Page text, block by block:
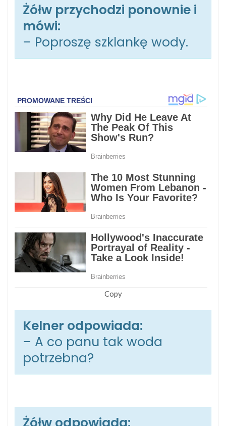
Żółw przychodzi ponownie i
mówi:
– Poproszę szklankę wody.
Copy
Kelner odpowiada:
– A co panu tak woda
potrzebna?